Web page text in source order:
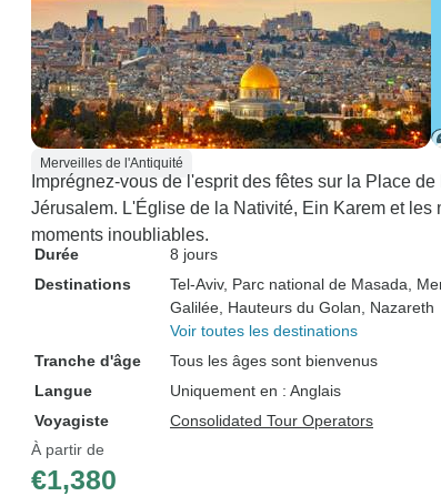
Merveilles de l'Antiquité
Imprégnez-vous de l'esprit des fêtes sur la Place
Jérusalem. L'Église de la Nativité, Ein Karem et
moments inoubliables.
Durée
8 jours
Destinations
Tel-Aviv, Parc national de Masada ,
Galilée , Hauteurs du Golan , Nazareth
Voir toutes les destinations
Tranche d'âge
Tous les âges sont bienvenus
Langue
Uniquement en : Anglais
Voyagiste
Consolidated Tour Operators
À partir de
€1,380